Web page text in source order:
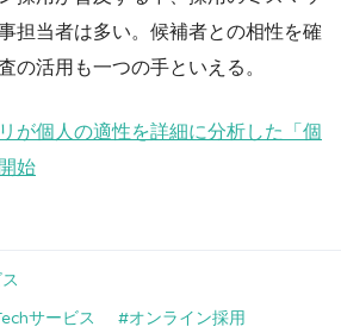
担当者は多い。候補者との相性を確
の活用も一つの手といえる。
が個人の適性を詳細に分析した「個
始
サービス
オンライン採用